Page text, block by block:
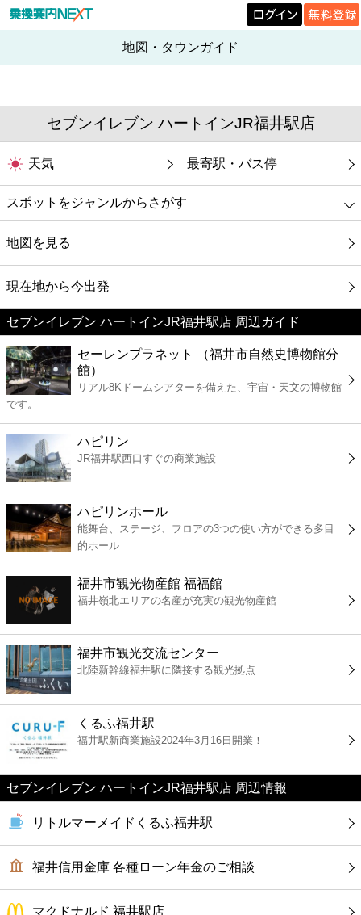
地図・タウンガイド
セブンイレブン ハートインJR福井駅店
天気 最寄駅・バス停
スポットをジャンルからさがす
グルメ
映画
美容
コンビニ
スーパー
エンタメ
レジャー
書店
ファミレス
ファーストフード
カフェ
銀行
公共
病院
地図を見る
現在地から今出発
セブンイレブン ハートインJR福井駅店 周辺ガイド
セーレンプラネット （福井市自然史博物館分
館）
リアル8Kドームシアターを備えた、宇宙・天文の博物館
です。
ハピリン
JR福井駅西口すぐの商業施設
ハピリンホール
能舞台、ステージ、フロアの3つの使い方ができる多目
的ホール
福井市観光物産館 福福館
福井嶺北エリアの名産が充実の観光物産館
福井市観光交流センター
北陸新幹線福井駅に隣接する観光拠点
くるふ福井駅
福井駅新商業施設2024年3月16日開業！
セブンイレブン ハートインJR福井駅店 周辺情報
リトルマーメイドくるふ福井駅
福井信用金庫 各種ローン年金のご相談
マクドナルド 福井駅店